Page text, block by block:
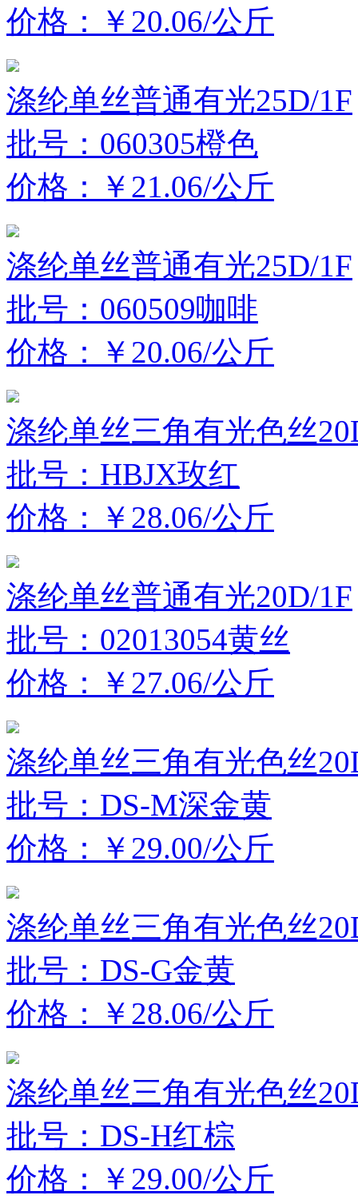
价格：￥20.06/公斤
涤纶单丝普通有光25D/1F
批号：060305橙色
价格：￥21.06/公斤
涤纶单丝普通有光25D/1F
批号：060509咖啡
价格：￥20.06/公斤
涤纶单丝三角有光色丝
批号：HBJX玫红
价格：￥28.06/公斤
涤纶单丝普通有光20D/1F
批号：02013054黄丝
价格：￥27.06/公斤
涤纶单丝三角有光色丝
批号：DS-M深金黄
价格：￥29.00/公斤
涤纶单丝三角有光色丝
批号：DS-G金黄
价格：￥28.06/公斤
涤纶单丝三角有光色丝
批号：DS-H红棕
价格：￥29.00/公斤